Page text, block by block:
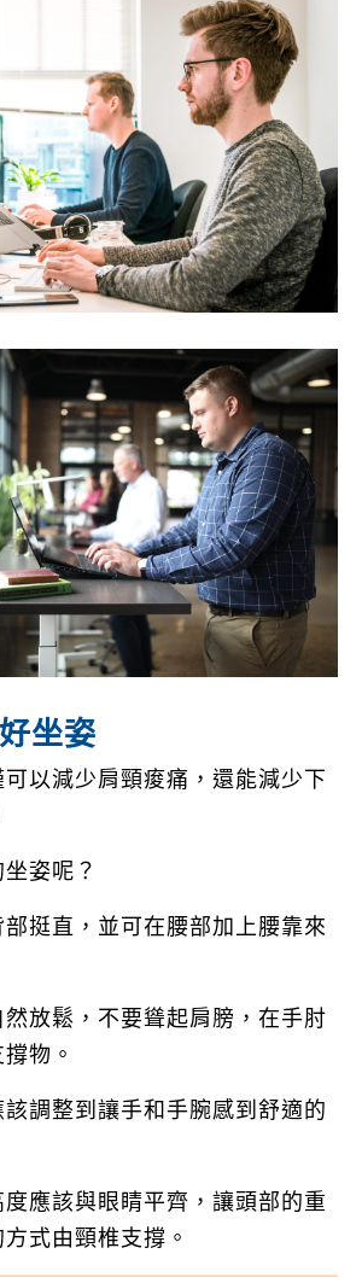
坐姿
以減少肩頸痠痛，還能減少下
姿呢？
挺直，並可在腰部加上腰靠來
放鬆，不要聳起肩膀，在手肘
物。
調整到讓手和手腕感到舒適的
應該與眼睛平齊，讓頭部的重
式由頸椎支撐。